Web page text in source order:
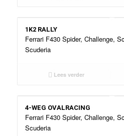
1K2 RALLY
Ferrari F430 Spider, Challenge,
Scuderia
Lees verder
4-WEG OVALRACING
Ferrari F430 Spider, Challenge,
Scuderia